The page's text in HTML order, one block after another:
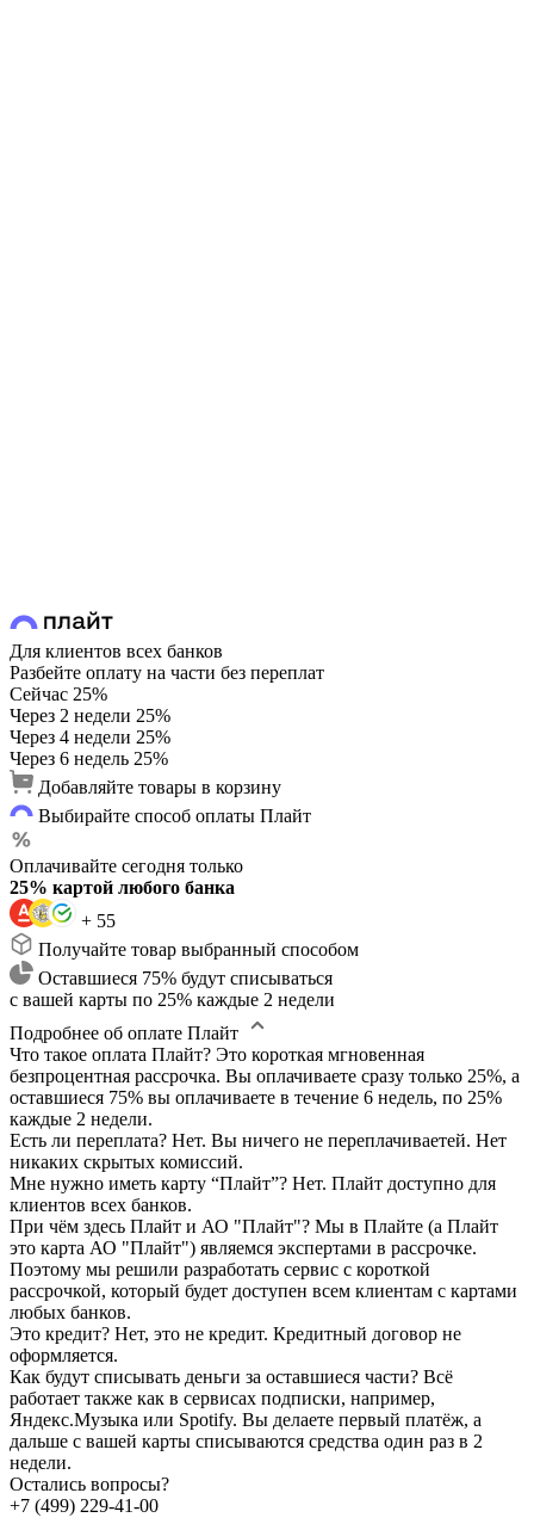
Для клиентов всех банков
Разбейте оплату на части без переплат
Сейчас 25%
Через 2 недели 25%
Через 4 недели 25%
Через 6 недель 25%
Добавляйте товары в корзину
Выбирайте способ оплаты Плайт
Оплачивайте сегодня только
25% картой любого банка
+ 55
Получайте товар выбранный способом
Оставшиеся 75% будут списываться
с вашей карты по 25% каждые 2 недели
Подробнее об оплате Плайт
Что такое оплата Плайт? Это короткая мгновенная
безпроцентная рассрочка. Вы оплачиваете сразу только 25%, а
оставшиеся 75% вы оплачиваете в течение 6 недель, по 25%
каждые 2 недели.
Есть ли переплата? Нет. Вы ничего не переплачиваетей. Нет
никаких скрытых комиссий.
Мне нужно иметь карту “Плайт”? Нет. Плайт доступно для
клиентов всех банков.
При чём здесь Плайт и АО "Плайт"? Мы в Плайте (а Плайт
это карта АО "Плайт") являемся экспертами в рассрочке.
Поэтому мы решили разработать сервис с короткой
рассрочкой, который будет доступен всем клиентам с картами
любых банков.
Это кредит? Нет, это не кредит. Кредитный договор не
оформляется.
Как будут списывать деньги за оставшиеся части? Всё
работает также как в сервисах подписки, например,
Яндекс.Музыка или Spotify. Вы делаете первый платёж, а
дальше с вашей карты списываются средства один раз в 2
недели.
Остались вопросы?
+7 (499) 229-41-00